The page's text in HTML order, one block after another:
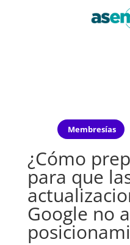
Membresías
¿Cómo
para que
Google no